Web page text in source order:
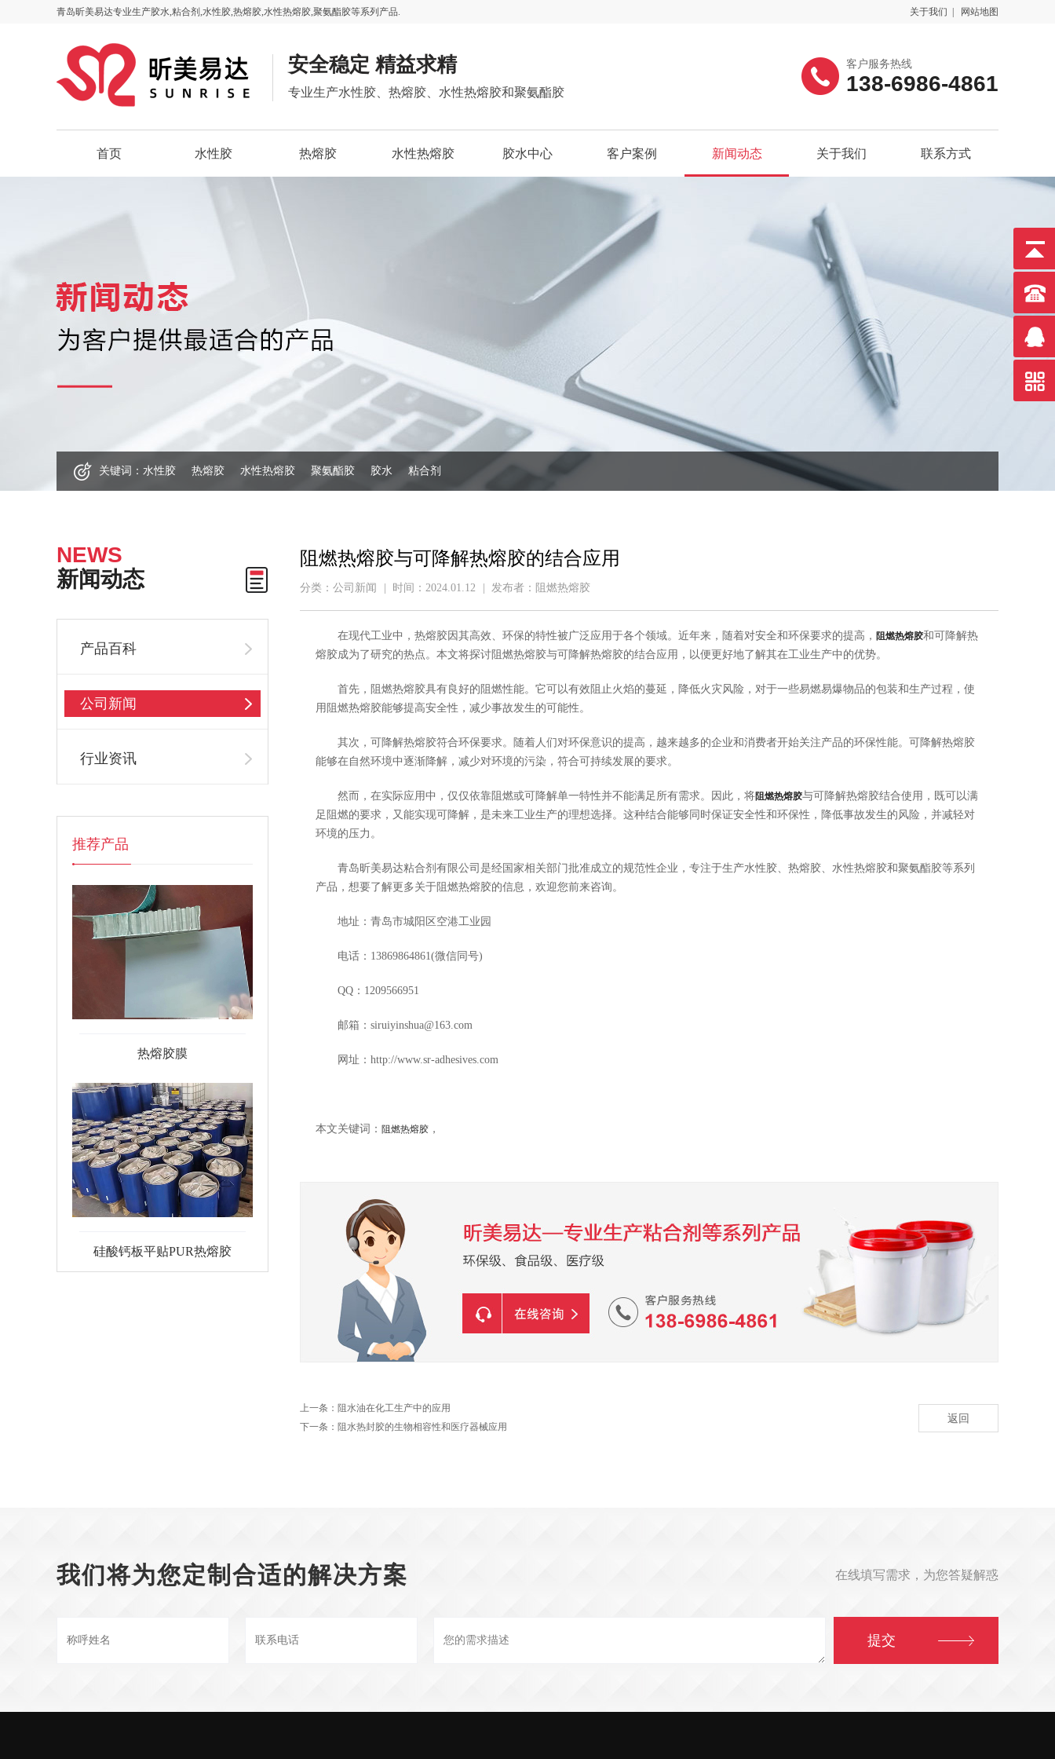
青岛昕美易达专业生产胶水,粘合剂,水性胶,热熔胶,水性热熔胶,聚氨酯胶等系列产品. 关于我们 网站地图
安全稳定 精益求精
专业生产水性胶、热熔胶、水性热熔胶和聚氨酯胶
客户服务热线
138-6986-4861
首页 水性胶 热熔胶 水性热熔胶 胶水中心 客户案例 新闻动态 关于我们 联系方式
关键词： 水性胶 热熔胶 水性热熔胶 聚氨酯胶 胶水 粘合剂
NEWS
新闻动态
产品百科
公司新闻
行业资讯
推荐产品
热熔胶膜
硅酸钙板平贴PUR热熔胶
阻燃热熔胶与可降解热熔胶的结合应用
分类：公司新闻 时间：2024.01.12 发布者：阻燃热熔胶
在现代工业中，热熔胶因其高效、环保的特性被广泛应用于各个领域。近年来，随着对安全和环保要求的提高， 阻燃热熔胶和可降解热
熔胶成为了研究的热点。本文将探讨阻燃热熔胶与可降解热熔胶的结合应用，以便更好地了解其在工业生产中的优势。
首先，阻燃热熔胶具有良好的阻燃性能。它可以有效阻止火焰的蔓延，降低火灾风险，对于一些易燃易爆物品的包装和生产过程，使
用阻燃热熔胶能够提高安全性，减少事故发生的可能性。
其次，可降解热熔胶符合环保要求。随着人们对环保意识的提高，越来越多的企业和消费者开始关注产品的环保性能。可降解热熔胶
能够在自然环境中逐渐降解，减少对环境的污染，符合可持续发展的要求。
然而，在实际应用中，仅仅依靠阻燃或可降解单一特性并不能满足所有需求。因此，将阻燃热熔胶与可降解热熔胶结合使用，既可以满
足阻燃的要求，又能实现可降解，是未来工业生产的理想选择。这种结合能够同时保证安全性和环保性，降低事故发生的风险，并减轻对
环境的压力。
青岛昕美易达粘合剂有限公司是经国家相关部门批准成立的规范性企业，专注于生产水性胶、热熔胶、水性热熔胶和聚氨酯胶等系列
产品，想要了解更多关于阻燃热熔胶的信息，欢迎您前来咨询。
地址：青岛市城阳区空港工业园
电话：13869864861(微信同号)
QQ：1209566951
邮箱：siruiyinshua@163.com
网址：http://www.sr-adhesives.com
本文关键词：阻燃热熔胶 ，
上一条： 阻水油在化工生产中的应用
下一条： 阻水热封胶的生物相容性和医疗器械应用
返回
我们将为您定制合适的解决方案 在线填写需求，为您答疑解惑